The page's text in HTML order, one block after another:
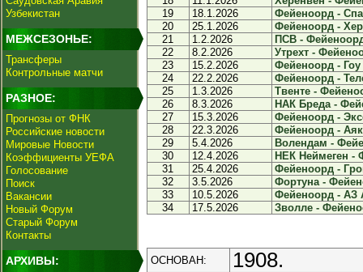
Узбекистан
МЕЖСЕЗОНЬЕ:
Трансферы
Контрольные матчи
РАЗНОЕ:
Прогнозы от ФНК
Российские новости
Мировые Новости
Коэффициенты УЕФА
Голосование
Поиск
Вакансии
Новый Форум
Старый Форум
Контакты
АРХИВЫ:
19
18.1.2026
Фейеноорд -
20
25.1.2026
Фейеноорд -
21
1.2.2026
ПСВ -
22
8.2.2026
Утрехт -
23
15.2.2026
Фейеноорд - Гоу
24
22.2.2026
Фейеноорд -
25
1.3.2026
Твенте -
26
8.3.2026
НАК Бреда -
27
15.3.2026
Фейеноорд -
28
22.3.2026
Фейеноорд -
29
5.4.2026
Волендам -
30
12.4.2026
НЕК Неймеген -
31
25.4.2026
Фейеноорд -
32
3.5.2026
Фортуна -
33
10.5.2026
Фейеноорд - АЗ
34
17.5.2026 Зволле -
ОСНОВАН: 1908.